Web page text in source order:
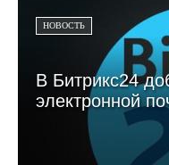
НОВОСТЬ
В Битрикс24
электронной